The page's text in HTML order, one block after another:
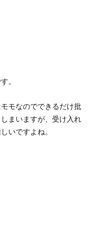
。
モなのでできるだけ批
まいますが、受け入れ
いですよね。